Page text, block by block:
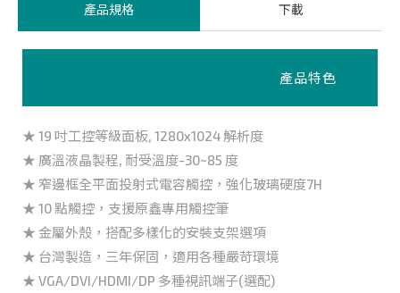
產品規格 下載
產品特色
★ 19 吋工控等級面板, 1280x1024 解析度
★ 廣溫液晶製程, 耐受溫度-30~85 度
★ 窄邊框全平面投射式電容觸控，強化玻璃硬度7H
★ 10 點觸控，支援原鑫專用觸控筆
★ 金屬外殼，搭配多樣化的安裝支架選項
★ 台灣製造，三年保固，適用各種嚴苛環境
★ VGA/DVI/HDMI/DP 多種視訊端子(選配)